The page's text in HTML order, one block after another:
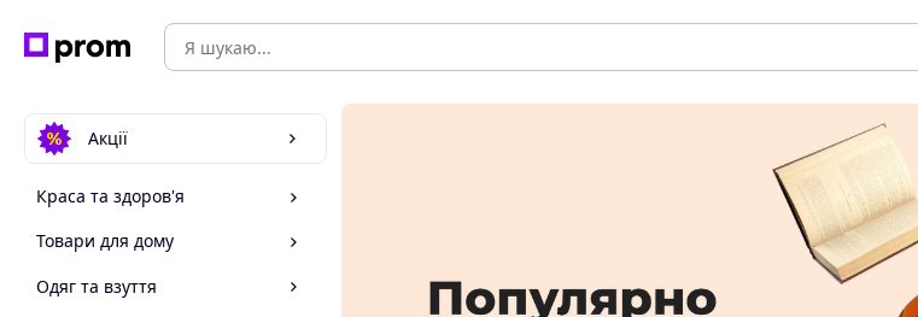
Акції
Краса та здоров'я
Товари для дому
Одяг та взуття